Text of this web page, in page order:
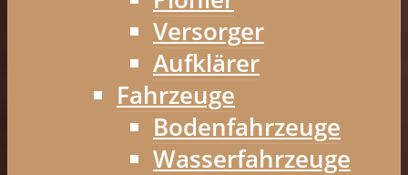
Versorger
Aufklärer
Fahrzeuge
Bodenfahrzeuge
Wasserfahrzeuge